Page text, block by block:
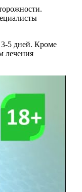
5 дней. Кроме
лечения